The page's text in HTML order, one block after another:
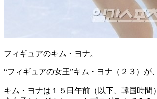
フィギュアのキム・ヨナ。
“フィギュアの女王”キム・ヨナ（２３）が
キム・ヨナは１５日午前（以下、韓国時